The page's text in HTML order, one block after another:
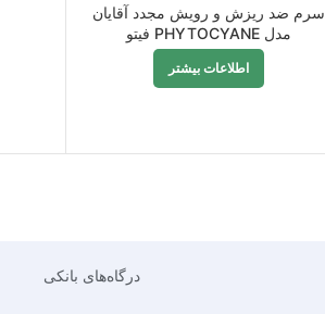
سرم ضد ریزش و رویش مجدد آقایان
مدل PHYTOCYANE فیتو
اطلاعات بیشتر
درگاه‌های بانکی